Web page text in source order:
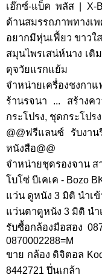
เอ๊กซ์-แบ็ค พลัส | X-
ด้านสมรรถภาพทางเ
อยากมีหุ่นเฟี้ยว ขาวใ
สมุนไพรเสน่ห์นาง เ
ดุจวัยแรกแย้ม
จำหน่ายเครื่องชงกา
ร้านรจนา ... สร้างค
กระโปรง, ชุดกระโปร
@@ฟรีแลนซ์ รับงา
หนังสือ@@
จำหน่ายชุดรองจาน ส
โบโซ่ บีเคเค - Bozo
แว่น ดูหนัง 3 มิติ นำเข้
แว่นตาดูหนัง 3 มิติ นำ
รับซื้อกล้องมือสอง
0870002288=M
ขาย กล้อง ดิจิตอล
8442721 ปิ่นเกล้า